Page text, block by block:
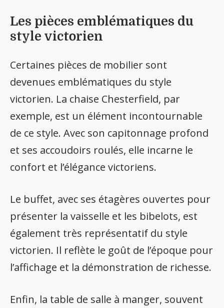
Les pièces emblématiques du
style victorien
Certaines pièces de mobilier sont
devenues emblématiques du style
victorien. La chaise Chesterfield, par
exemple, est un élément incontournable
de ce style. Avec son capitonnage profond
et ses accoudoirs roulés, elle incarne le
confort et l’élégance victoriens.
Le buffet, avec ses étagères ouvertes pour
présenter la vaisselle et les bibelots, est
également très représentatif du style
victorien. Il reflète le goût de l’époque pour
l’affichage et la démonstration de richesse.
Enfin, la table de salle à manger, souvent